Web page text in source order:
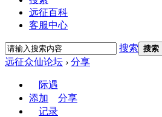
远征百科
客服中心
搜索 搜索
远征众仙论坛 › 分享
际遇
添加
分享
记录